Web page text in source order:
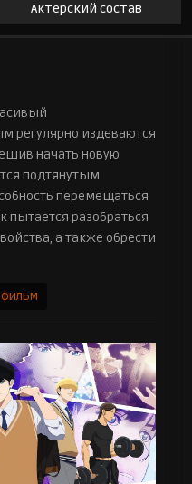
Актерский состав
регулярно издеваются
начать новую
подтянутым
перемещаться
пытается разобраться
а также обрести